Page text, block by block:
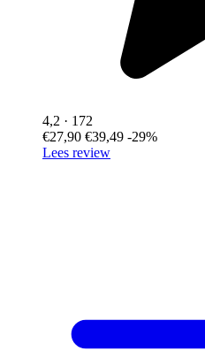
4,2 · 172
€27,90 €39,49 -29%
Lees review